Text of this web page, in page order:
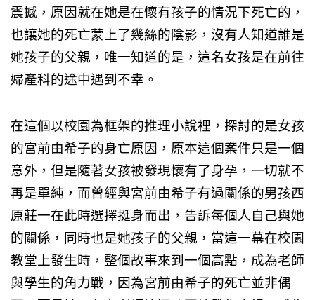
震撼，原因就在她是在懷有孩子的情況下死亡的，
也讓她的死亡蒙上了幾絲的陰影，沒有人知道誰是
她孩子的父親，唯一知道的是，這名女孩是在前往
婦產科的途中遇到不幸。
在這個以校園為框架的推理小說裡，探討的是女孩
的宮前由希子的身亡原因，原本這個案件只是一個
意外，但是隨著女孩被發現懷有了身孕，一切就不
再是單純，而曾經與宮前由希子有過關係的男孩西
原莊一在此時選擇挺身而出，告訴每個人自己與她
的關係，同時也是她孩子的父親，當這一幕在校園
教堂上發生時，整個故事來到一個高點，成為老師
與學生的角力戰，因為宮前由希子的死亡並非偶